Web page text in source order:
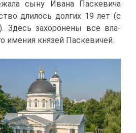
сы­ну Ива­на Пас­ке­ви­ча
дли­лось дол­гих 19 лет (с
Здесь за­хо­ро­не­ны все вла­
име­ния кня­зей Пас­ке­ви­чей.